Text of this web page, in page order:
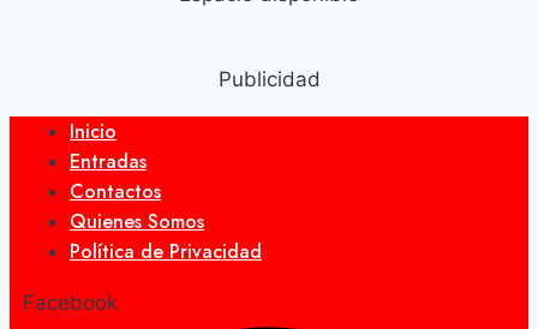
Publicidad
Inicio
Entradas
Contactos
Quienes Somos
Política de Privacidad
Facebook